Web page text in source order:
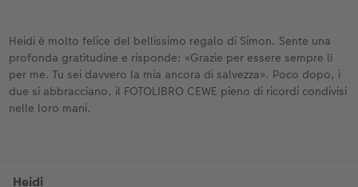
Heidi è molto felice del bellissimo regalo di Simon. Sente una
profonda gratitudine e risponde: «Grazie per essere sempre lì
per me. Tu sei davvero la mia ancora di salvezza». Poco dopo, i
due si abbracciano, il FOTOLIBRO CEWE pieno di ricordi condivisi
nelle loro mani.